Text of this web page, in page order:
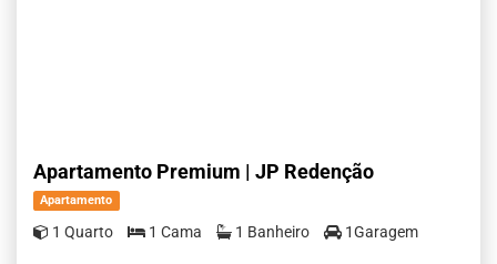
Apartamento Premium | JP Redenção
Apartamento
1 Quarto 1 Cama 1 Banheiro 1Garagem